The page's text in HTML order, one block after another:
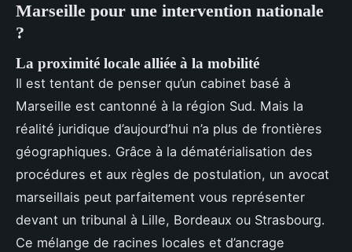
Marseille pour une intervention nationale
?
La proximité locale alliée à la mobilité
Il est tentant de penser qu’un cabinet basé à
Marseille est cantonné à la région Sud. Mais la
réalité juridique d’aujourd’hui n’a plus de frontières
géographiques. Grâce à la dématérialisation des
procédures et aux règles de postulation, un avocat
marseillais peut parfaitement vous représenter
devant un tribunal à Lille, Bordeaux ou Strasbourg.
Ce mélange de racines locales et d’ancrage